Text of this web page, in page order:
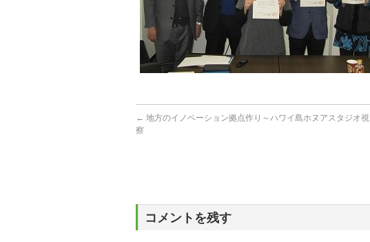
← 地方のイノベーション拠点作り～ハワイ島ホヌアスタジオ視
察
コメントを残す